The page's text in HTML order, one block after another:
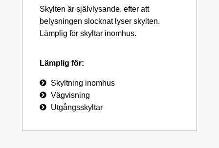
Skylten är självlysande, efter att
belysningen slocknat lyser skylten.
Lämplig för skyltar inomhus.
Lämplig för:
Skyltning inomhus
Vägvisning
Utgångsskyltar